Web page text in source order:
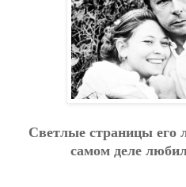
Светлые страницы его
самом деле